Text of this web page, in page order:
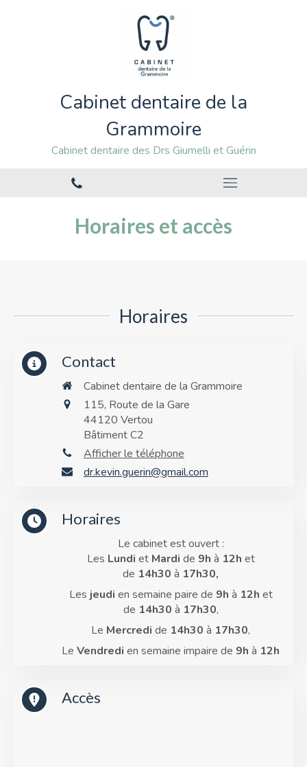
Cabinet dentaire de la
Grammoire
Cabinet dentaire des Drs Giumelli et Guérin
Horaires et accès
Horaires
Contact
Cabinet dentaire de la Grammoire
115, Route de la Gare
44120 Vertou
Bâtiment C2
Afficher le téléphone
dr.kevin.guerin@gmail.com
Horaires
Le cabinet est ouvert :
Les Lundi et Mardi de 9h à 12h et
de 14h30 à 17h30,
Les jeudi en semaine paire de 9h à 12h et
de 14h30 à 17h30,
Le Mercredi de 14h30 à 17h30,
Le Vendredi en semaine impaire de 9h à 12h
Accès